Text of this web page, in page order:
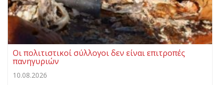
Οι πολιτιστικοί σύλλογοι δεν είναι επιτροπές
πανηγυριών
10.08.2026